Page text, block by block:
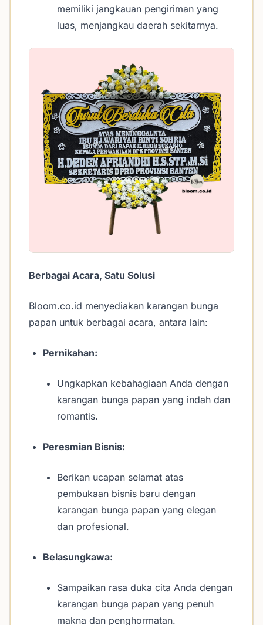
memiliki jangkauan pengiriman yang
luas, menjangkau daerah sekitarnya.
Berbagai Acara, Satu Solusi
Bloom.co.id menyediakan karangan bunga
papan untuk berbagai acara, antara lain:
Pernikahan:
Ungkapkan kebahagiaan Anda dengan
karangan bunga papan yang indah dan
romantis.
Peresmian Bisnis:
Berikan ucapan selamat atas
pembukaan bisnis baru dengan
karangan bunga papan yang elegan
dan profesional.
Belasungkawa:
Sampaikan rasa duka cita Anda dengan
karangan bunga papan yang penuh
makna dan penghormatan.